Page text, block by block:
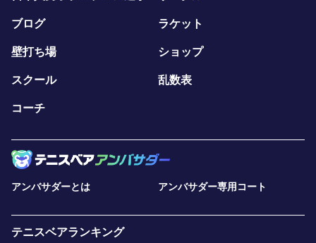
ブログ ラケット
壁打ち場 ショップ
スクール 乱数表
コーチ
アンバサダーとは アンバサダー専用コート
テニスベアランキング